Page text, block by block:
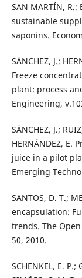
SAN MARTÍN,
sustainable
saponins.
SÁNCHEZ, J.;
Freeze
plant: process
Engineering,
SÁNCHEZ, J.;
HERNÁNDEZ, E.
juice in a pilot
Emerging
SANTOS, D. T.;
encapsulation:
trends. The
50, 2010.
SCHENKEL, E.